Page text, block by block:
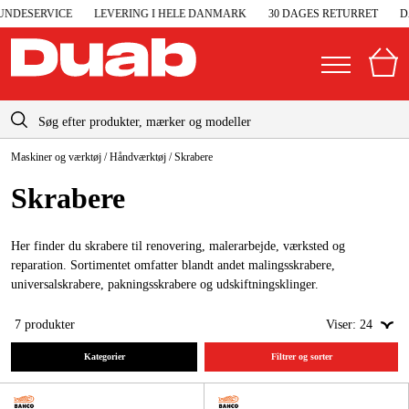
LEVERING I HELE DANMARK 30 DAGES RETURRET
Danmark
Sverige
Suomi
Norge
Deutschland
Elgeneratorer og nødstrøm
Trykluft
Højtryksrensere
Maskiner og værktøj
Garage og værksted
info-dk@duab.eu
Maskiner og værktøj /Håndværktøj /Skrabere
Skrabere
Her finder du skrabere til renovering, malerarbejde, værksted og
reparation. Sortimentet omfatter blandt andet malingsskrabere,
universalskrabere, pakningsskrabere og udskiftningsklinger.
7 produkter Viser: 24
Kategorier Filtrer og sorter